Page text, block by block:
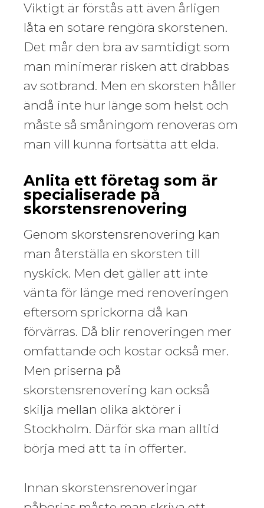
Viktigt är förstås att även årligen
låta en sotare rengöra skorstenen.
Det mår den bra av samtidigt som
man minimerar risken att drabbas
av sotbrand. Men en skorsten håller
ändå inte hur länge som helst och
måste så småningom renoveras om
man vill kunna fortsätta att elda.
Anlita ett företag som är
specialiserade på
skorstensrenovering
Genom skorstensrenovering kan
man återställa en skorsten till
nyskick. Men det gäller att inte
vänta för länge med renoveringen
eftersom sprickorna då kan
förvärras. Då blir renoveringen mer
omfattande och kostar också mer.
Men priserna på
skorstensrenovering kan också
skilja mellan olika aktörer i
Stockholm. Därför ska man alltid
börja med att ta in offerter.
Innan skorstensrenoveringar